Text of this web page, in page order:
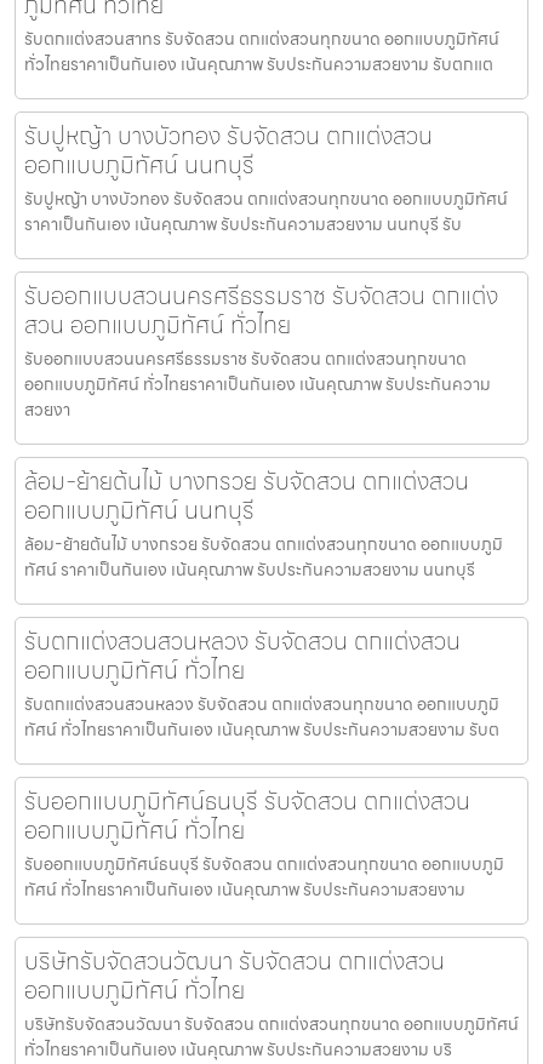
รับตกแต่งสวนสาทร รับจัดสวน ตกแต่งสวนทุกขนาด ออกแบบภูมิทัศน์
ทั่วไทยราคาเป็นกันเอง เน้นคุณภาพ รับประกันความสวยงาม รับตกแต
รับปูหญ้า บางบัวทอง รับจัดสวน ตกแต่งสวน
ออกแบบภูมิทัศน์ นนทบุรี
รับปูหญ้า บางบัวทอง รับจัดสวน ตกแต่งสวนทุกขนาด ออกแบบภูมิทัศน์
ราคาเป็นกันเอง เน้นคุณภาพ รับประกันความสวยงาม นนทบุรี รับ
รับออกแบบสวนนครศรีธรรมราช รับจัดสวน ตกแต่ง
สวน ออกแบบภูมิทัศน์ ทั่วไทย
รับออกแบบสวนนครศรีธรรมราช รับจัดสวน ตกแต่งสวนทุกขนาด
ออกแบบภูมิทัศน์ ทั่วไทยราคาเป็นกันเอง เน้นคุณภาพ รับประกันความ
สวยงา
ล้อม-ย้ายต้นไม้ บางกรวย รับจัดสวน ตกแต่งสวน
ออกแบบภูมิทัศน์ นนทบุรี
ล้อม-ย้ายต้นไม้ บางกรวย รับจัดสวน ตกแต่งสวนทุกขนาด ออกแบบภูมิ
ทัศน์ ราคาเป็นกันเอง เน้นคุณภาพ รับประกันความสวยงาม นนทบุรี
รับตกแต่งสวนสวนหลวง รับจัดสวน ตกแต่งสวน
ออกแบบภูมิทัศน์ ทั่วไทย
รับตกแต่งสวนสวนหลวง รับจัดสวน ตกแต่งสวนทุกขนาด ออกแบบภูมิ
ทัศน์ ทั่วไทยราคาเป็นกันเอง เน้นคุณภาพ รับประกันความสวยงาม รับต
รับออกแบบภูมิทัศน์ธนบุรี รับจัดสวน ตกแต่งสวน
ออกแบบภูมิทัศน์ ทั่วไทย
รับออกแบบภูมิทัศน์ธนบุรี รับจัดสวน ตกแต่งสวนทุกขนาด ออกแบบภูมิ
ทัศน์ ทั่วไทยราคาเป็นกันเอง เน้นคุณภาพ รับประกันความสวยงาม
บริษัทรับจัดสวนวัฒนา รับจัดสวน ตกแต่งสวน
ออกแบบภูมิทัศน์ ทั่วไทย
บริษัทรับจัดสวนวัฒนา รับจัดสวน ตกแต่งสวนทุกขนาด ออกแบบภูมิทัศน์
ทั่วไทยราคาเป็นกันเอง เน้นคุณภาพ รับประกันความสวยงาม บริ